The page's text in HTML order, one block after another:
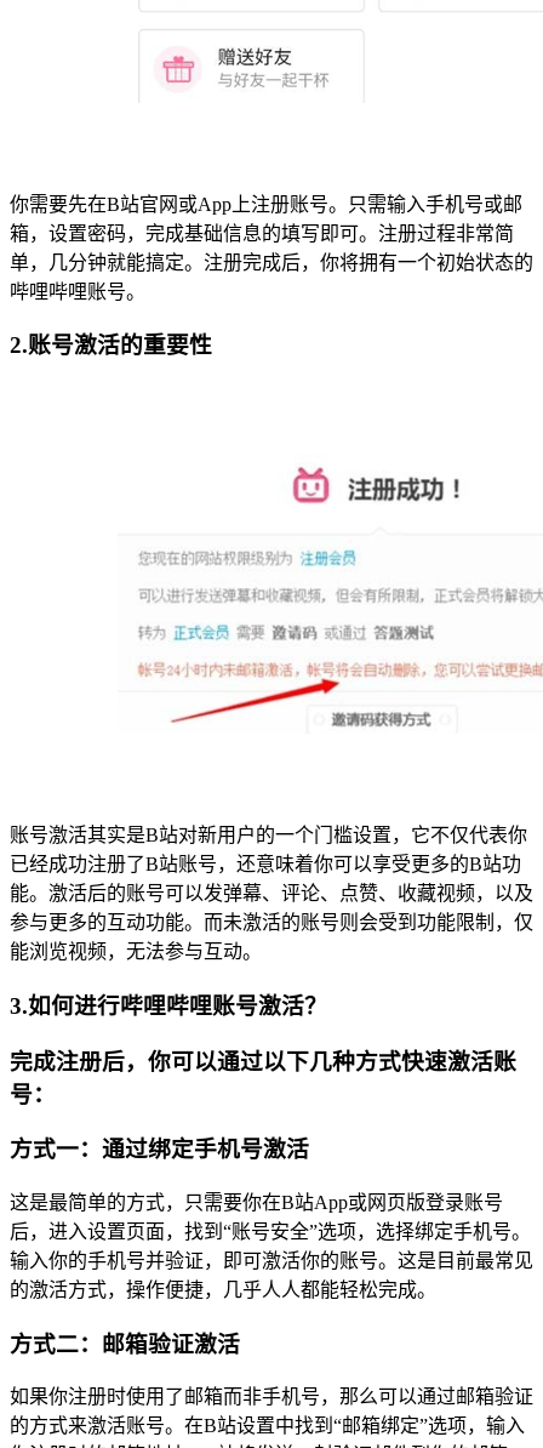
你需要先在B站官网或App上注册账号。只需输入手机号或邮
箱，设置密码，完成基础信息的填写即可。注册过程非常简
单，几分钟就能搞定。注册完成后，你将拥有一个初始状态的
哔哩哔哩账号。
2.账号激活的重要性
账号激活其实是B站对新用户的一个门槛设置，它不仅代表你
已经成功注册了B站账号，还意味着你可以享受更多的B站功
能。激活后的账号可以发弹幕、评论、点赞、收藏视频，以及
参与更多的互动功能。而未激活的账号则会受到功能限制，仅
能浏览视频，无法参与互动。
3.如何进行哔哩哔哩账号激活？
完成注册后，你可以通过以下几种方式快速激活账
号：
方式一：通过绑定手机号激活
这是最简单的方式，只需要你在B站App或网页版登录账号
后，进入设置页面，找到“账号安全”选项，选择绑定手机号。
输入你的手机号并验证，即可激活你的账号。这是目前最常见
的激活方式，操作便捷，几乎人人都能轻松完成。
方式二：邮箱验证激活
如果你注册时使用了邮箱而非手机号，那么可以通过邮箱验证
的方式来激活账号。在B站设置中找到“邮箱绑定”选项，输入